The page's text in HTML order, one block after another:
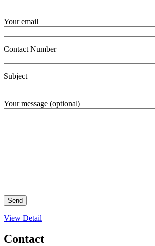
Your email
Contact Number
Subject
Your message (optional)
View Detail
Contact